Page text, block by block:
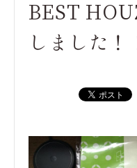
BEST
しました！